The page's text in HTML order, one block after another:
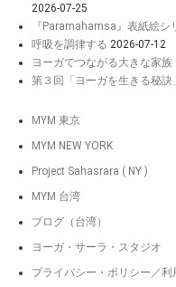
2026-07-25
『Paramahamsa』表紙絵シ
呼吸を調律する 2026-07-12
ヨーガでつながる大きな家族
第３回「ヨーガを生きる秘訣
MYM 東京
MYM NEW YORK
Project Sahasrara ( NY )
MYM 台湾
ブログ（台湾）
ヨーガ・サーラ・スタジオ
プライバシー・ポリシー／利